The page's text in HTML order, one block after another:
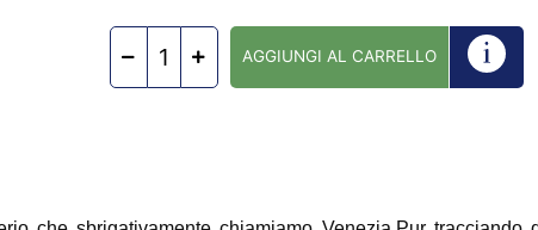
AGGIUNGI AL CARRELLO